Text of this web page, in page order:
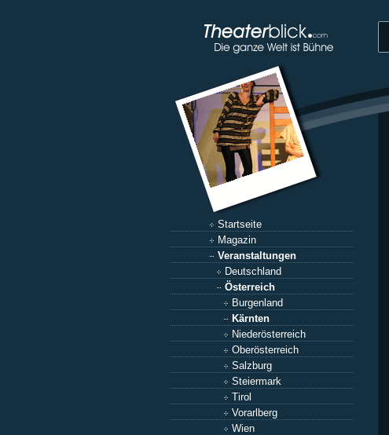
Startseite
Magazin
Veranstaltungen
Deutschland
Österreich
Burgenland
Kärnten
Niederösterreich
Oberösterreich
Salzburg
Steiermark
Tirol
Vorarlberg
Wien